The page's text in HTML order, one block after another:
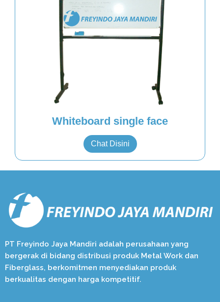
Whiteboard single face
Chat Disini
PT Freyindo Jaya Mandiri adalah perusahaan yang
bergerak di bidang distribusi produk Metal Work dan
Fiberglass, berkomitmen menyediakan produk
berkualitas dengan harga kompetitif.